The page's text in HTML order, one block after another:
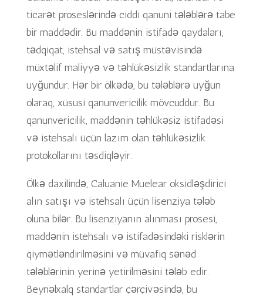
ticarət proseslərində ciddi qanuni tələblərə tabe
bir maddədir. Bu maddənin istifadə qaydaları,
tədqiqat, istehsal və satış müstəvisində
müxtəlif maliyyə və təhlükəsizlik standartlarına
uyğundur. Hər bir ölkədə, bu tələblərə uyğun
olaraq, xüsusi qanunvericilik mövcuddur. Bu
qanunvericilik, maddənin təhlükəsiz istifadəsi
və istehsalı üçün lazım olan təhlükəsizlik
protokollarını təsdiqləyir.
Ölkə daxilində, Caluanie Muelear oksidləşdirici
alın satışı və istehsalı üçün lisenziya tələb
oluna bilər. Bu lisenziyanın alınması prosesi,
maddənin istehsalı və istifadəsindəki risklərin
qiymətləndirilməsini və müvafiq sənəd
tələblərinin yerinə yetirilməsini tələb edir.
Beynəlxalq standartlar çərçivəsində, bu